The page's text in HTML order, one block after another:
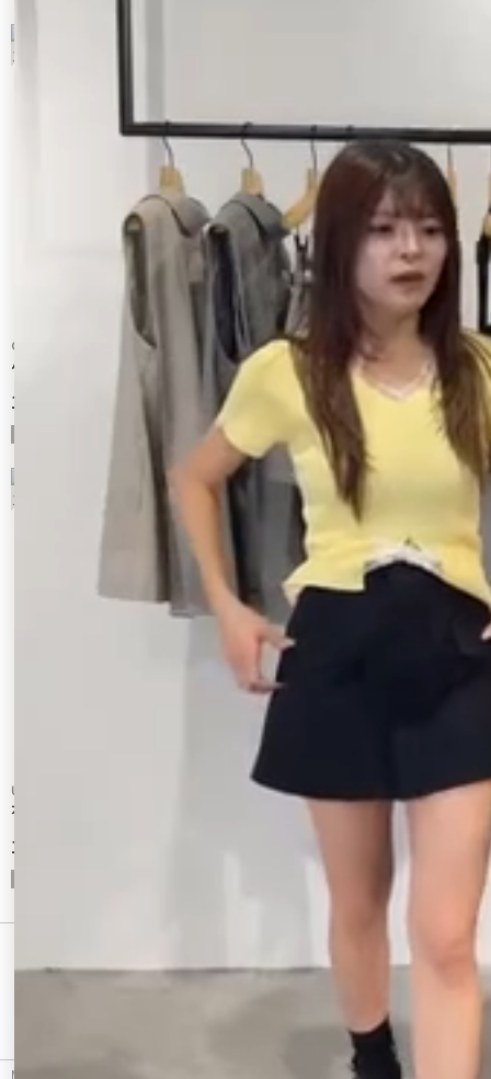
GYDA
ハイウエストbijouフレアデニムパンツ
14,990 円
EMODA
カットショートパンツ
2,970 円
Ungrid
カーブデザインジャージーラインパンツ
11,000 円
10
Ungrid
ストライプルーズパンツ
CHECKED ITEM
MURUA（ムルーア）のパンツ、フロントZIPドッキングスカートパンツの商品詳細情報。カラ